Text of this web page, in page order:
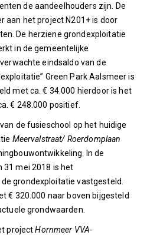
de aandeelhouders zijn. De
aan het project N201+ is door
De herziene grondexploitatie
in de gemeentelijke
eindsaldo van de
Green Park Aalsmeer is
met ca. € 34.000 hierdoor is het
€ 248.000 positief.
de fusieschool op het huidige
Meervalstraat/ Roerdomplaan
In de
31 mei 2018 is het
grondexploitatie vastgesteld.
€ 320.000 naar boven bijgesteld
grondwaarden.
projectHornmeer VVA-